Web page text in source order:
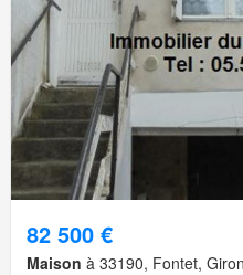
82 500 €
Maison à 33190, Fontet,